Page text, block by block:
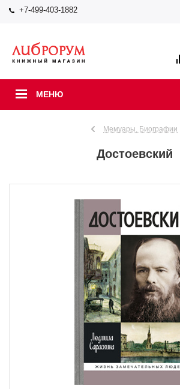
+7-499-403-1882
МЕНЮ
Мемуары. Биографии
Достоевский